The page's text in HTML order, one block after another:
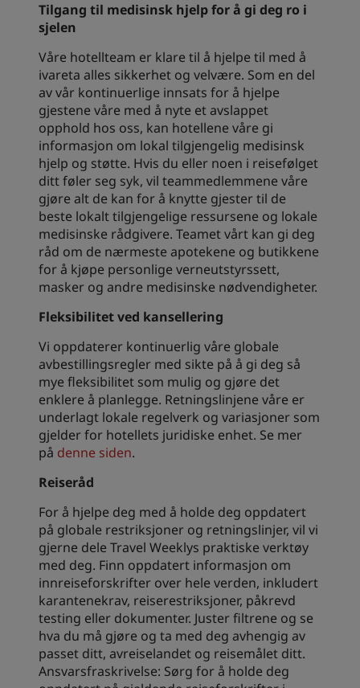
Tilgang til medisinsk hjelp for å gi deg ro i
sjelen
Våre hotellteam er klare til å hjelpe til med å
ivareta alles sikkerhet og velvære. Som en del
av vår kontinuerlige innsats for å hjelpe
gjestene våre med å nyte et avslappet
opphold hos oss, kan hotellene våre gi
informasjon om lokal tilgjengelig medisinsk
hjelp og støtte. Hvis du eller noen i reisefølget
ditt føler seg syk, vil teammedlemmene våre
gjøre alt de kan for å knytte gjester til de
beste lokalt tilgjengelige ressursene og lokale
medisinske rådgivere. Teamet vårt kan gi deg
råd om de nærmeste apotekene og butikkene
for å kjøpe personlige verneutstyrssett,
masker og andre medisinske nødvendigheter.
Fleksibilitet ved kansellering
Vi oppdaterer kontinuerlig våre globale
avbestillingsregler med sikte på å gi deg så
mye fleksibilitet som mulig og gjøre det
enklere å planlegge. Retningslinjene våre er
underlagt lokale regelverk og variasjoner som
gjelder for hotellets juridiske enhet. Se mer
på denne siden.
Reiseråd
For å hjelpe deg med å holde deg oppdatert
på globale restriksjoner og retningslinjer, vil vi
gjerne dele Travel Weeklys praktiske verktøy
med deg. Finn oppdatert informasjon om
innreiseforskrifter over hele verden, inkludert
karantenekrav, reiserestriksjoner, påkrevd
testing eller dokumenter. Juster filtrene og se
hva du må gjøre og ta med deg avhengig av
passet ditt, avreiselandet og reisemålet ditt.
Ansvarsfraskrivelse: Sørg for å holde deg